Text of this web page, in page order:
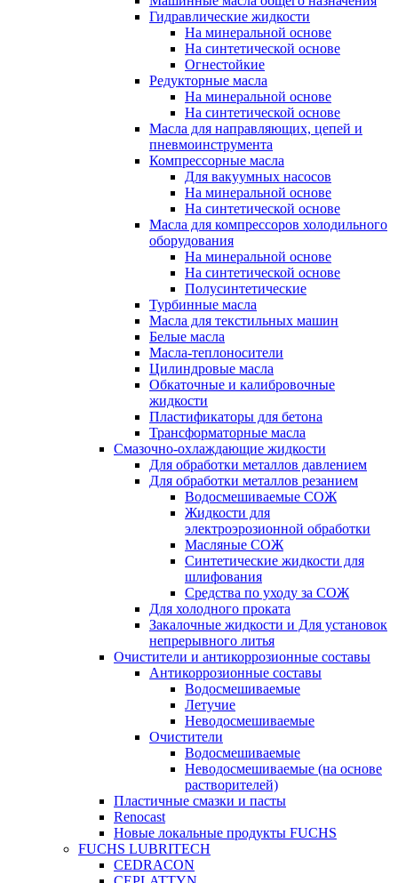
Гидравлические жидкости
На минеральной основе
На синтетической основе
Огнестойкие
Редукторные масла
На минеральной основе
На синтетической основе
Масла для направляющих, цепей и
пневмоинструмента
Компрессорные масла
Для вакуумных насосов
На минеральной основе
На синтетической основе
Масла для компрессоров холодильного
оборудования
На минеральной основе
На синтетической основе
Полусинтетические
Турбинные масла
Масла для текстильных машин
Белые масла
Масла-теплоносители
Цилиндровые масла
Обкаточные и калибровочные
жидкости
Пластификаторы для бетона
Трансформаторные масла
Смазочно-охлаждающие жидкости
Для обработки металлов давлением
Для обработки металлов резанием
Водосмешиваемые СОЖ
Жидкости для
электроэрозионной обработки
Масляные СОЖ
Синтетические жидкости для
шлифования
Средства по уходу за СОЖ
Для холодного проката
Закалочные жидкости и Для установок
непрерывного литья
Очистители и антикоррозионные составы
Антикоррозионные составы
Водосмешиваемые
Летучие
Неводосмешиваемые
Очистители
Водосмешиваемые
Неводосмешиваемые (на основе
растворителей)
Пластичные смазки и пасты
Renocast
Новые локальные продукты FUCHS
FUCHS LUBRITECH
CEDRACON